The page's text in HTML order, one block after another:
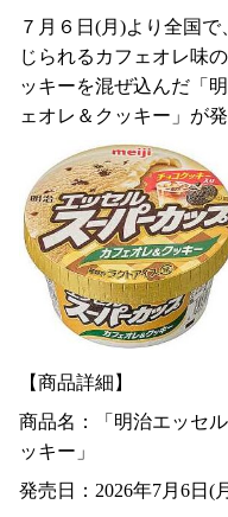
７月６日(月)より全国
じられるカフェオレ味
ッキーを混ぜ込んだ「
ェオレ＆クッキー」が
【商品詳細】
商品名：「明治エッセ
ッキー」
発売日：2026年7月6日(